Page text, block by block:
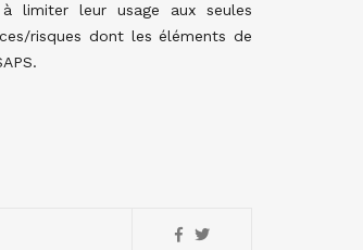
limiter leur usage aux seules
risques dont les éléments de